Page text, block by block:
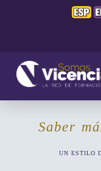
Saber
UN ESTILO